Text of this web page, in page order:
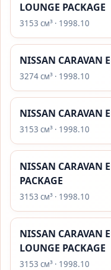
LOUNGE PACKAGE
3153 см³ · 1998.10
NISSAN CARAVAN
3274 см³ · 1998.10
NISSAN CARAVAN
3153 см³ · 1998.10
NISSAN CARAVAN
PACKAGE
3153 см³ · 1998.10
NISSAN CARAVAN
LOUNGE PACKAGE
3153 см³ · 1998.10